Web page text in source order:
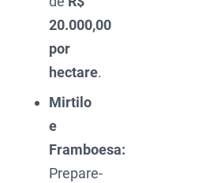
20.000,00
por
hectare.
Mirtilo
e
Framboesa:
Prepare-